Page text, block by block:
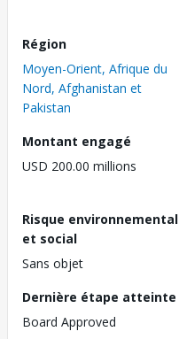
Région
Moyen-Orient, Afrique du
Nord, Afghanistan et
Pakistan
Montant engagé
USD 200.00 millions
Risque environnemental
et social
Sans objet
Dernière étape atteinte
Board Approved